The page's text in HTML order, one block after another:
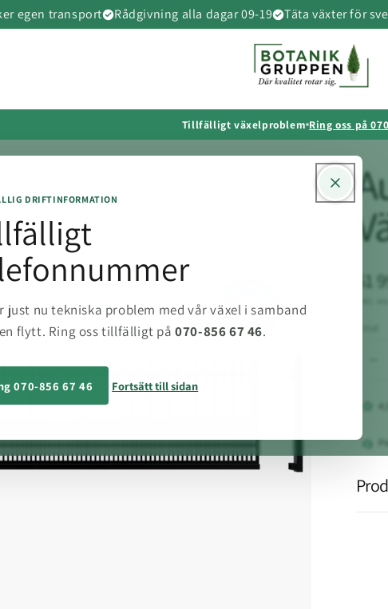
egen transport Rådgivning alla dagar 09-19 Täta växter för
Tillfälligt växelproblem Ring oss på
DRIFTINFORMATION
just nu tekniska problem med vår växel i samband
flytt. Ring oss tillfälligt på070-856 67 46.
070-856 67 46 Fortsätt till sidan
61